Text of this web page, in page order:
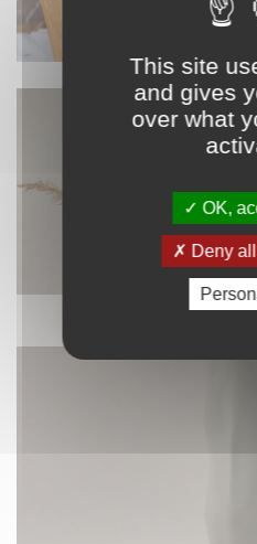
This site
and gives
over what
OK,
Deny